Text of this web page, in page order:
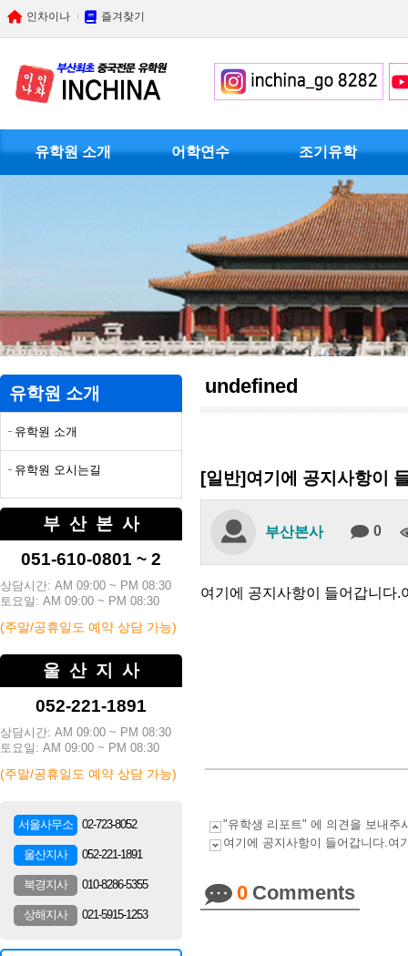
인차이나 즐겨찾기
유학원 소개 어학연수 조기유학
undefined
유학원 소개
유학원 소개
유학원 오시는길
부산본사
051-610-0801 ~ 2
상담시간: AM 09:00 ~ PM 08:30
토요일: AM 09:00 ~ PM 08:30
(주말/공휴일도 예약 상담 가능)
울산지사
052-221-1891
상담시간: AM 09:00 ~ PM 08:30
토요일: AM 09:00 ~ PM 08:30
(주말/공휴일도 예약 상담 가능)
서울사무소 02-723-8052
울산지사 052-221-1891
북경지사 010-8286-5355
상해지사 021-5915-1253
[일반]여기에 공지사항이
부산본사 0
여기에 공지사항이 들어갑니다
"유학생 리포트" 에 의견을 보내주
여기에 공지사항이 들어갑니다.여
0 Comments